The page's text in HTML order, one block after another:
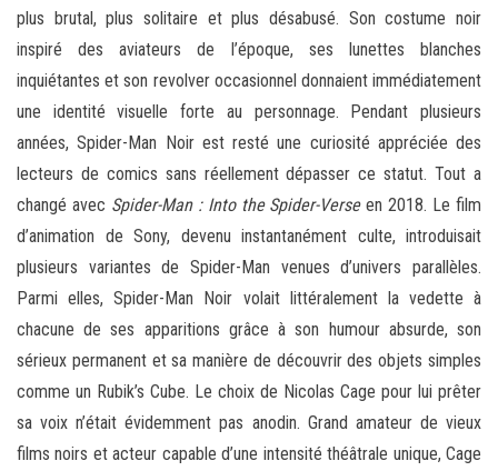
plus brutal, plus solitaire et plus désabusé. Son costume noir
inspiré des aviateurs de l’époque, ses lunettes blanches
inquiétantes et son revolver occasionnel donnaient immédiatement
une identité visuelle forte au personnage. Pendant plusieurs
années, Spider-Man Noir est resté une curiosité appréciée des
lecteurs de comics sans réellement dépasser ce statut. Tout a
changé avec Spider-Man : Into the Spider-Verseen 2018. Le film
d’animation de Sony, devenu instantanément culte, introduisait
plusieurs variantes de Spider-Man venues d’univers parallèles.
Parmi elles, Spider-Man Noir volait littéralement la vedette à
chacune de ses apparitions grâce à son humour absurde, son
sérieux permanent et sa manière de découvrir des objets simples
comme un Rubik’s Cube. Le choix de Nicolas Cage pour lui prêter
sa voix n’était évidemment pas anodin. Grand amateur de vieux
films noirs et acteur capable d’une intensité théâtrale unique, Cage